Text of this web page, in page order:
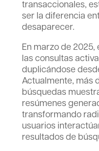
transaccionales,
ser la diferencia
desaparecer.
En marzo de 2025,
las consultas
duplicándose
Actualmente, más
búsquedas
resúmenes
transformando
usuarios
resultados de